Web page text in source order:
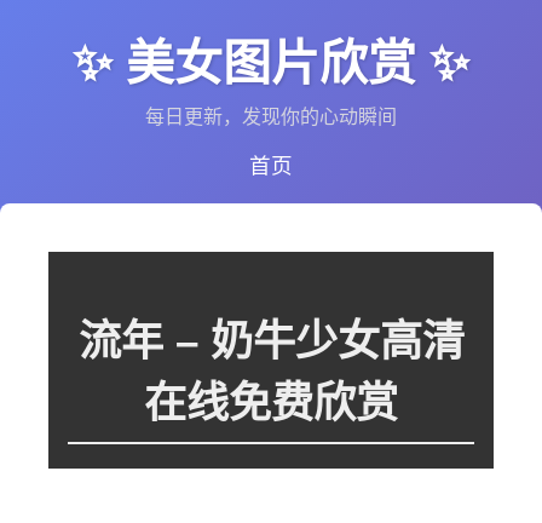
✨ 美女图片欣赏 ✨
每日更新，发现你的心动瞬间
首页
流年 – 奶牛少女高清
在线免费欣赏